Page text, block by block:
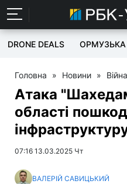
DRONE DEALS
Головна » Новини »
Атака
області
07:16 13.03.2025 Чт
ВАЛЕРІЙ САВИЦЬКИЙ